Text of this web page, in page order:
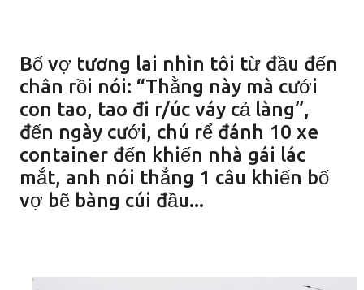
Bố vợ tương lai nhìn tôi từ đầu đến
chân rồi nói: “Thằng này mà cưới
con tao, tao đi r/úc váy cả làng”,
đến ngày cưới, chú rể đánh 10 xe
container đến khiến nhà gái lác
mắt, anh nói thẳng 1 câu khiến bố
vợ bẽ bàng cúi đầu...